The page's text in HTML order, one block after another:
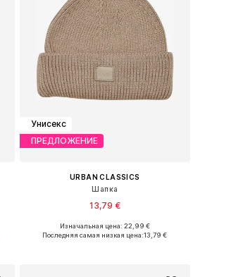
Унисекс
ПРЕДЛОЖЕНИЕ
URBAN CLASSICS
Шапка
13,79 €
+2
Доступные размеры: 55-60
Изначальная цена: 22,99 €
Последняя самая низкая цена:13,79 €